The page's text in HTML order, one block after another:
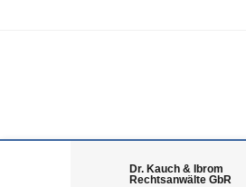
Dr. Kauch & Ibrom
Rechtsanwälte GbR